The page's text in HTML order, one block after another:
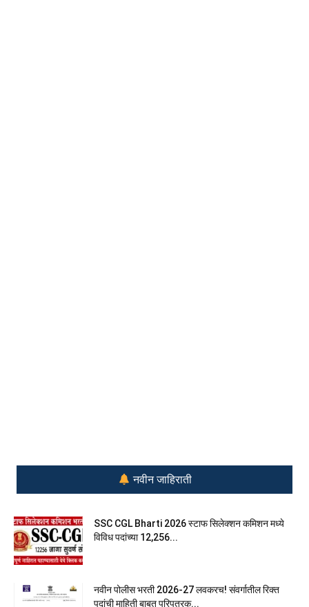
नवीन जाहिराती
SSC CGL Bharti 2026 स्टाफ सिलेक्शन कमिशन मध्ये
विविध पदांच्या 12,256...
नवीन पोलीस भरती 2026-27 लवकरच! संवर्गातील रिक्त
पदांची माहिती बाबत परिपत्रक...